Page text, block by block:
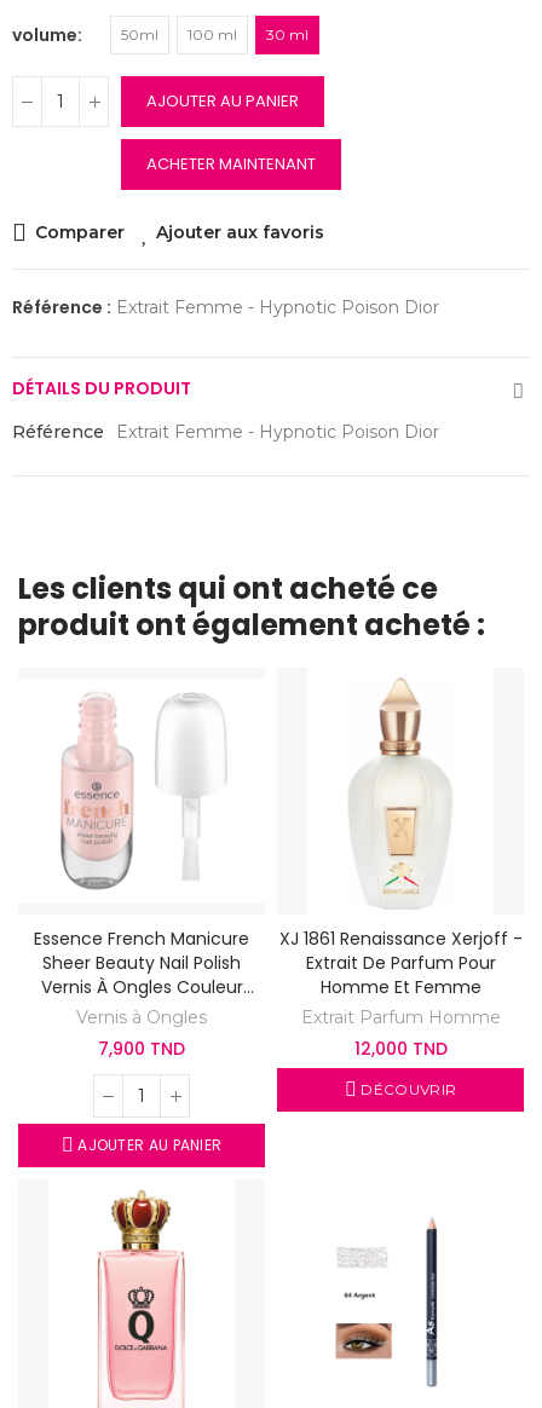
volume 50ml 100 ml 30 ml
AJOUTER AU PANIER
ACHETER MAINTENANT
Comparer Ajouter aux favoris
Référence : Extrait Femme - Hypnotic Poison Dior
DÉTAILS DU PRODUIT
Référence Extrait Femme - Hypnotic Poison Dior
Les clients qui ont acheté ce
produit ont également acheté :
Essence French Manicure
Sheer Beauty Nail Polish
Vernis À Ongles Couleur
Nude Pêche 8ml
Vernis à Ongles
7,900 TND
AJOUTER AU PANIER
XJ 1861 Renaissance Xerjoff -
Extrait De Parfum Pour
Homme Et Femme
Extrait Parfum Homme
12,000 TND
DÉCOUVRIR